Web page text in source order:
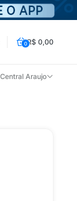
0R$ 0,00
Central Araujo